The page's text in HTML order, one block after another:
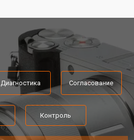
Диагностика Согласование
Контроль